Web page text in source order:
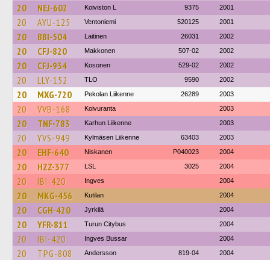
20 NEJ-602 Koiviston L 9375 2001
20 AYU-125 Ventoniemi 520125 2001
20 BBI-504 Laitinen 26031 2002
20 CFJ-820 Makkonen 507-02 2002
20 CFJ-934 Kosonen 529-02 2002
20 LLY-152 TLO 9590 2002
20 MXG-720 Pekolan Liikenne 26289 2003
20 VVB-168 Koivuranta 2003
20 TNF-783 Karhun Liikenne 2003
20 YVS-949 Kylmäsen Liikenne 63403 2003
20 EHF-640 Niskanen P040023 2004
20 HZZ-377 LSL 3025 2004
20 IBI-420 Ingves 2004
20 MKG-456 Kutilan 2004
20 CGH-420 Jyrkilä 2004
20 YFR-811 Turun Citybus 2004
20 IBI-420 Ingves Bussar 2004
20 TPG-808 Andersson 819-04 2004